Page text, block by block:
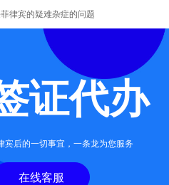
律宾的疑难杂症的问题
证代办
宾后的一切事宜，一条龙为您服务
在线客服